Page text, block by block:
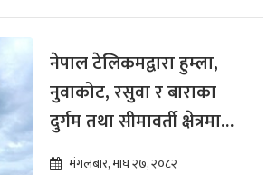
नेपाल टेलिकमद्वारा हुम्ला,
नुवाकोट, रसुवा र बाराका
दुर्गम तथा सीमावर्ती क्षेत्रमा
टुजी र फोरजी सेवा विस्तार
मंगलबार, माघ २७, २०८२